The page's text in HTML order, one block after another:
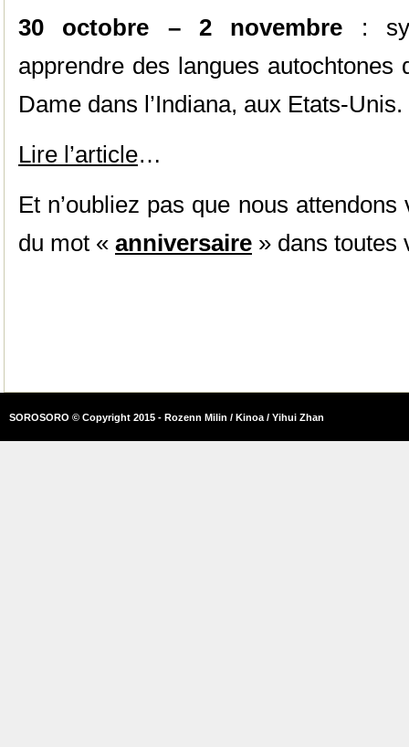
30 octobre – 2 novembre :
apprendre des langues autochtones
Dame dans l’Indiana, aux Etats-Unis.
Lire l’article…
Et n’oubliez pas que nous
du mot « anniversaire » dans toutes
SOROSORO © Copyright 2015 - Rozenn Milin / Kinoa / Yihui Zhan